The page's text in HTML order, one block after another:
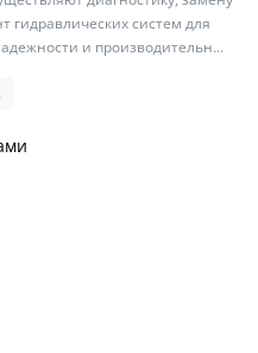
гидравлических систем для
и производительн...